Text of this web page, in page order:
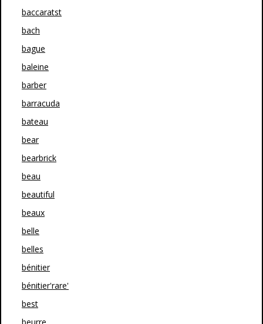
baccaratst
bach
bague
baleine
barber
barracuda
bateau
bear
bearbrick
beau
beautiful
beaux
belle
belles
bénitier
bénitier'rare'
best
beurre